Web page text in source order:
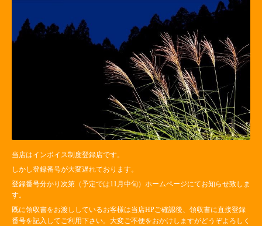
当店はインボイス制度登録店です。
しかし登録番号が大変遅れております。
登録番号分かり次第（予定では11月中旬）ホームページにてお知らせ致しま
す。
既に領収書をお渡ししているお客様は当店HPご確認後、領収書に直接登録
番号を記入してご利用下さい。大変ご不便をおかけしますがどうぞよろしく